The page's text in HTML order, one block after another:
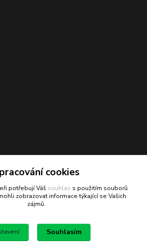
cookies
potřebují Váš souhlas s použitím souborů
zobrazovat informace týkající se Vašich
zájmů.
Souhlasím